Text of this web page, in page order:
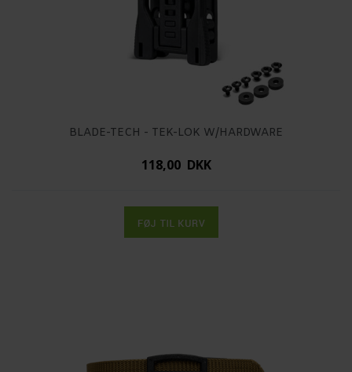
BLADE-TECH - TEK-LOK W/HARDWARE
118,00 DKK